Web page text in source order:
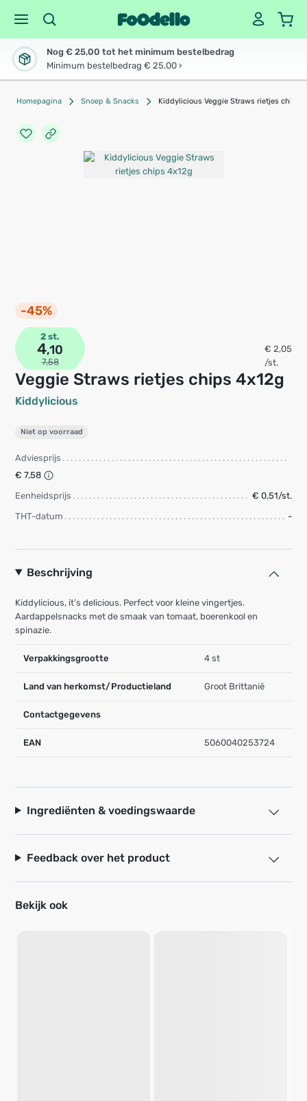
Nog € 25,00 tot het minimum bestelbedrag
Minimum bestelbedrag € 25,00 ›
Homepagina Snoep & Snacks Kiddylicious Veggie Straws rietjes chips
-45%
Veggie Straws rietjes chips 4x12g
Kiddylicious
2 st.
4,10
7,58
€ 2,05
/st.
Niet op voorraad
Adviesprijs
€ 7,58
Eenheidsprijs
€ 0,51/st.
THT-datum
-
Beschrijving
Kiddylicious, it’s delicious. Perfect voor kleine vingertjes.
Aardappelsnacks met de smaak van tomaat, boerenkool en
spinazie.
Verpakkingsgrootte 4 st
Land van herkomst/Productieland Groot Brittanië
Contactgegevens
EAN 5060040253724
Ingrediënten & voedingswaarde
Feedback over het product
Bekijk ook